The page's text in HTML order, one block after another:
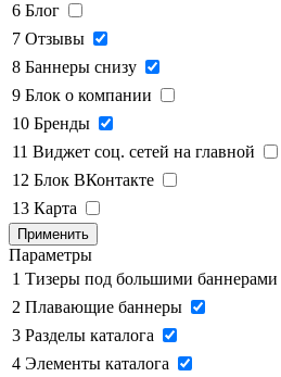
6 Блог
7 Отзывы
8 Баннеры снизу
9 Блок о компании
10 Бренды
11 Виджет соц. сетей на главной
12 Блок ВКонтакте
13 Карта
Применить
Параметры
1 Тизеры под большими баннерами
2 Плавающие баннеры
3 Разделы каталога
4 Элементы каталога